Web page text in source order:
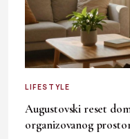
LIFESTYLE
Augustovski reset
organizovanog